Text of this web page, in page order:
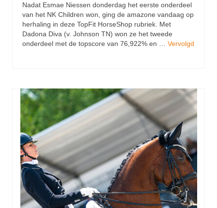
Nadat Esmae Niessen donderdag het eerste onderdeel
van het NK Children won, ging de amazone vandaag op
herhaling in deze TopFit HorseShop rubriek. Met
Dadona Diva (v. Johnson TN) won ze het tweede
onderdeel met de topscore van 76,922% en … Vervolgd